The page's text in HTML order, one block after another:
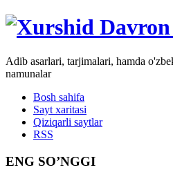
Adib asarlari, tarjimalari, hamda
namunalar
Bosh sahifa
Sayt xaritasi
Qiziqarli saytlar
RSS
ENG SO’NGGI